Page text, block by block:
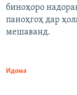
биноҳоро
паноҳгоҳ дар
мешаванд.
Идома